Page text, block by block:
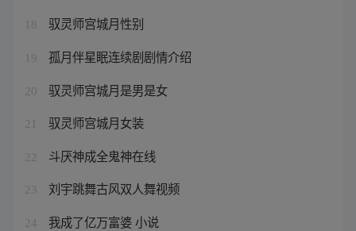
18 驭灵师宫城月性别
19 孤月伴星眠连续剧剧情介绍
20 驭灵师宫城月是男是女
21 驭灵师宫城月女装
22 斗厌神成全鬼神在线
23 刘宇跳舞古风双人舞视频
24 我成了亿万富婆 小说